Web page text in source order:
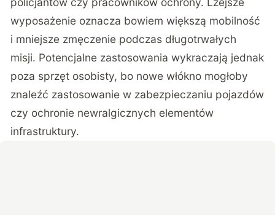
wyposażenie oznacza bowiem większą mobilność
i mniejsze zmęczenie podczas długotrwałych
misji. Potencjalne zastosowania wykraczają jednak
poza sprzęt osobisty, bo nowe włókno mogłoby
znaleźć zastosowanie w zabezpieczaniu pojazdów
czy ochronie newralgicznych elementów
infrastruktury.